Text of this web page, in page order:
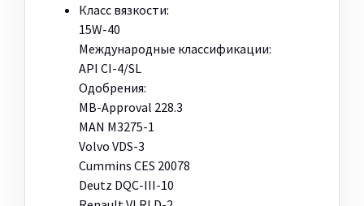
Класс вязкости:
15W-40
Международные классификации:
API CI-4/SL
Одобрения:
MB-Approval 228.3
MAN M3275-1
Volvo VDS-3
Cummins CES 20078
Deutz DQC-III-10